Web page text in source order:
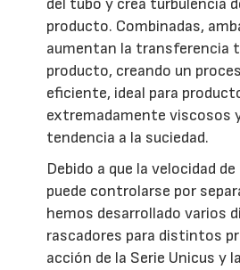
del tubo y crea turbulencia
producto. Combinadas,
aumentan la transferencia
producto, creando un
eficiente, ideal para
extremadamente viscosos
tendencia a la suciedad.
Debido a que la velocidad
puede controlarse por
hemos desarrollado varios
rascadores para distintos
acción de la Serie Unicus y